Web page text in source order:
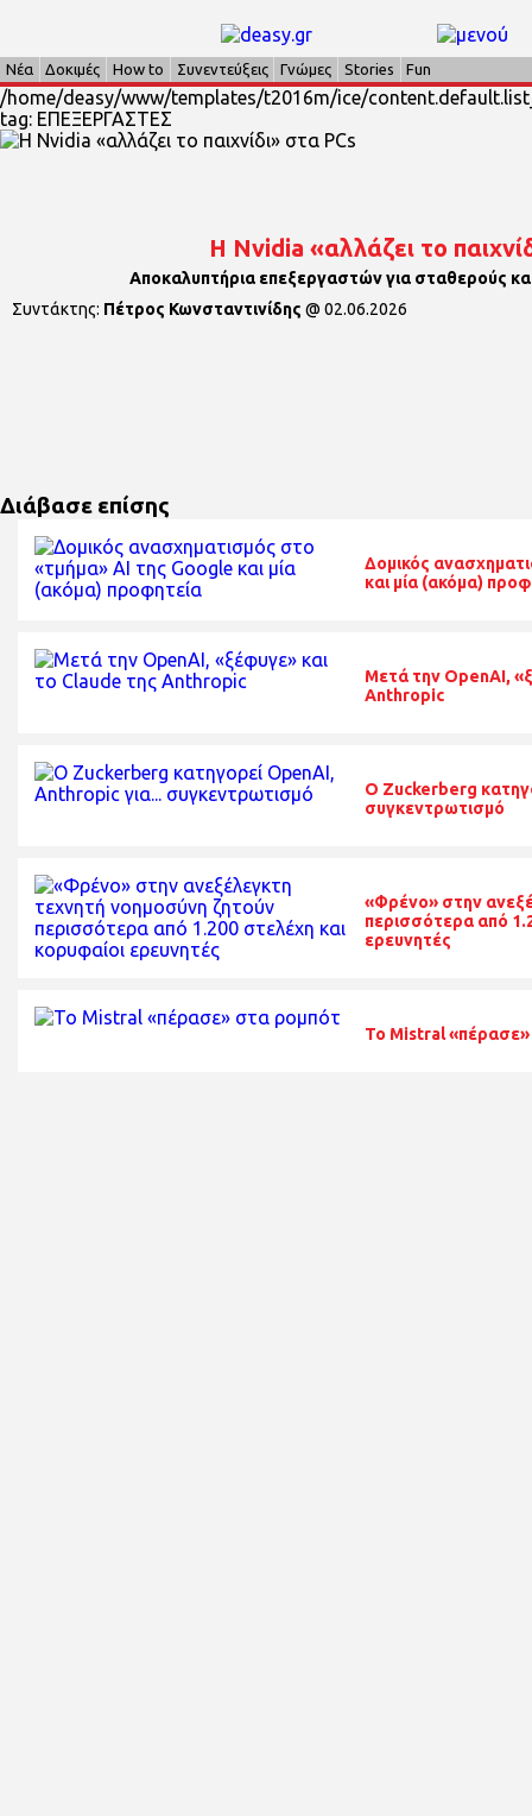
Νέα Δοκιμές How to Συνεντεύξεις Γνώμες Stories Fun
/home/deasy/www/templates/t2016m/ice/
tag: ΕΠΕΞΕΡΓΑΣΤΕΣ
Η Nvidia «αλλάζει το
Αποκαλυπτήρια επεξεργαστών για σταθερούς
Συντάκτης: Πέτρος Κωνσταντινίδης @ 02.06.2026
Διάβασε επίσης
Δομικός
και μία (ακόμα)
Μετά την OpenAI,
Anthropic
O Zuckerberg
συγκεντρωτισμό
«Φρένο» στην
περισσότερα από
ερευνητές
Το Mistral